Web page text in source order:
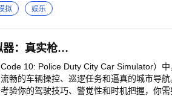
顶尖战队，角逐奥运赛场，斩获世界殊荣
图书馆：参与国家评级，开
展，实现人才培养高质量发展。 10、高校
事
，让游戏永远充满着不确定性和新鲜感。
：培育顶尖人才，推动校企合作，为学校
：这不仅是一次校庆，更是一次重温青春、寻找初心
拟 娱乐
警务城市汽车模拟器：真实枪战，黑帮犯罪
10: Police Duty City Car Simulator）
巡逻任务和逼真的城市导航。 穿梭于城市街道，执行巡逻任务，精准操
你的驾驶技巧、警觉性和时机把握，你需要在繁忙